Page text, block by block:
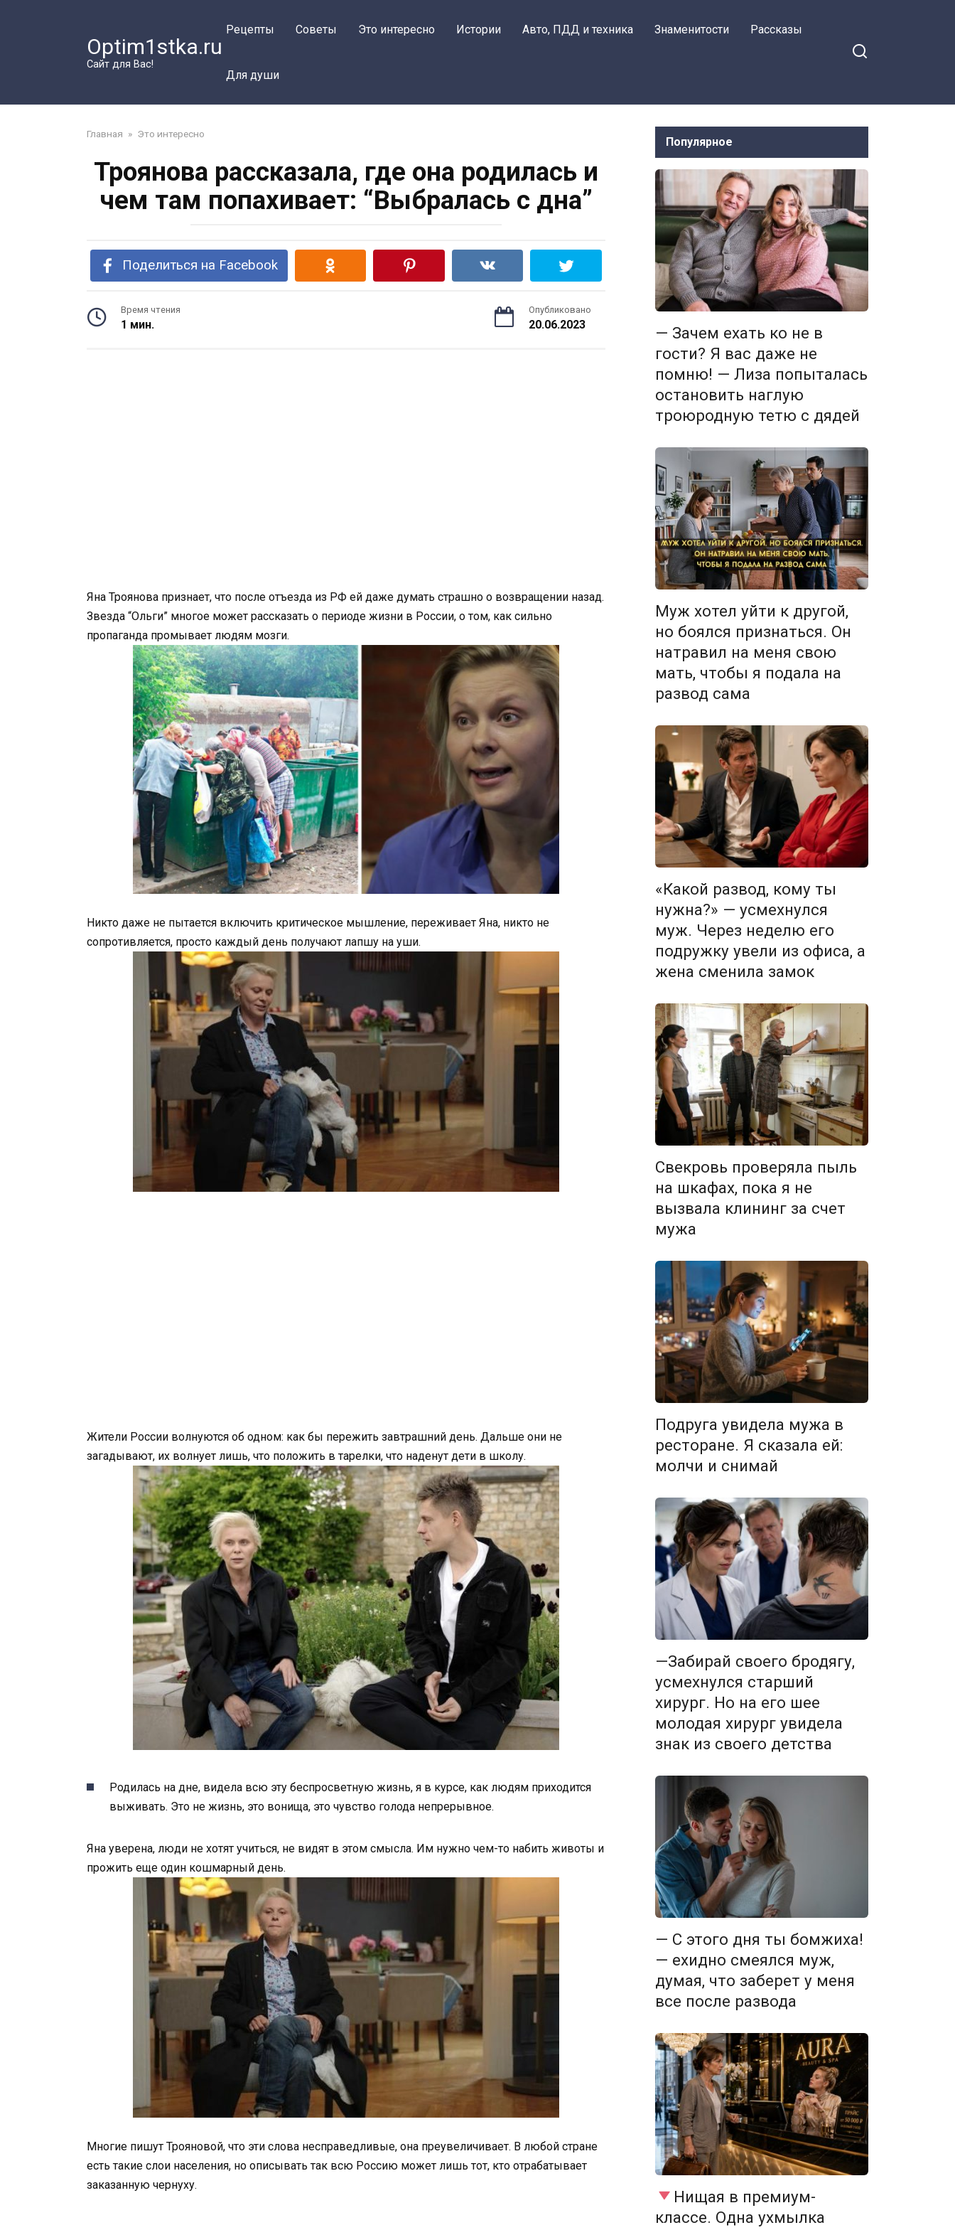
Optim1stka.ru
Сайт для Вас!
Рецепты Советы Это интересно Истории Авто, ПДД и техника Знаменитости Рассказы
Для души
Главная » Это интересно
Троянова рассказала, где она родилась и
чем там попахивает: “Выбралась с дна”
Поделиться на Facebook
Время чтения
1 мин.
Опубликовано
20.06.2023
Яна Троянова признает, что после отъезда из РФ ей даже думать страшно о возвращении назад.
Звезда “Ольги” многое может рассказать о периоде жизни в России, о том, как сильно
пропаганда промывает людям мозги.
Никто даже не пытается включить критическое мышление, переживает Яна, никто не
сопротивляется, просто каждый день получают лапшу на уши.
Жители России волнуются об одном: как бы пережить завтрашний день. Дальше они не
загадывают, их волнует лишь, что положить в тарелки, что наденут дети в школу.
Родилась на дне, видела всю эту беспросветную жизнь, я в курсе, как людям приходится
выживать. Это не жизнь, это вонища, это чувство голода непрерывное.
Яна уверена, люди не хотят учиться, не видят в этом смысла. Им нужно чем-то набить животы и
прожить еще один кошмарный день.
Многие пишут Трояновой, что эти слова несправедливые, она преувеличивает. В любой стране
есть такие слои населения, но описывать так всю Россию может лишь тот, кто отрабатывает
заказанную чернуху.
Популярное
— Зачем ехать ко не в
гости? Я вас даже не
помню! — Лиза попыталась
остановить наглую
троюродную тетю с дядей
Муж хотел уйти к другой,
но боялся признаться. Он
натравил на меня свою
мать, чтобы я подала на
развод сама
«Какой развод, кому ты
нужна?» — усмехнулся
муж. Через неделю его
подружку увели из офиса, а
жена сменила замок
Свекровь проверяла пыль
на шкафах, пока я не
вызвала клининг за счет
мужа
Подруга увидела мужа в
ресторане. Я сказала ей:
молчи и снимай
—Забирай своего бродягу,
усмехнулся старший
хирург. Но на его шее
молодая хирург увидела
знак из своего детства
— С этого дня ты бомжиха!
— ехидно смеялся муж,
думая, что заберет у меня
все после развода
Нищая в премиум-
классе. Одна ухмылка